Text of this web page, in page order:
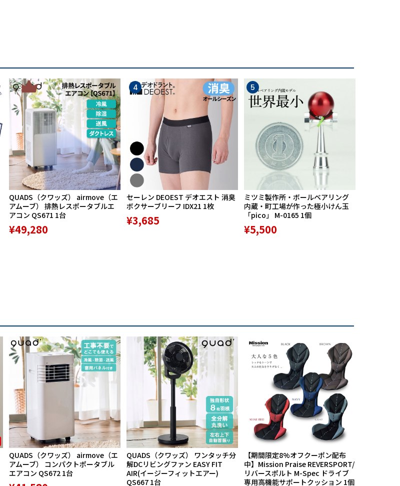
3
QUADS（クワッズ） airmove（エ
アムーブ） 排熱レスポータブルエ
アコン QS671 1台
¥49,280
4
セーレン DEOEST デオエスト 消臭
ボクサーブリーフ IDX21 1枚
¥3,685
5
ミツミ製作所・ボールベアリング
内蔵・町工場が作った極小けん玉
「pico」 M-0165 1個
¥5,500
QUADS（クワッズ） airmove（エ
アムーブ） コンパクトポータブル
エアコン QS672 1台
QUADS（クワッズ） ワンタッチ分
解DCリビングファン EASY FIT
AIR(イージーフィットエアー)
QS667 1台
【期間限定8%オフクーポン配布
中】Mission Praise REVERSPORT/
リバースポルト M-Spec ドライブ
専用高機能サポートクッション 1個